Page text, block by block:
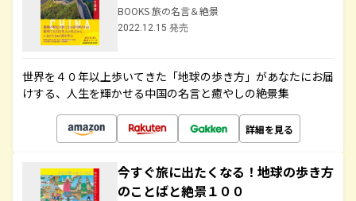
BOOKS 旅の名言＆絶景
2022.12.15 発売
世界を４０年以上歩いてきた「地球の歩き方」があなたにお届
けする、人生を輝かせる中国の名言と癒やしの絶景集
詳細を見る
今すぐ旅に出たくなる！地球の歩き方
のことばと絶景１００